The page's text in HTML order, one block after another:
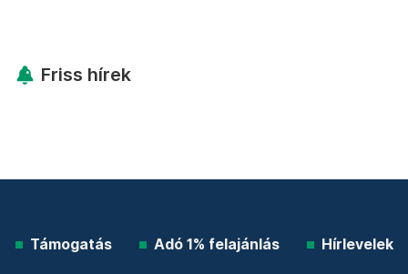
Friss hírek
Támogatás Adó 1% felajánlás Hírlevelek